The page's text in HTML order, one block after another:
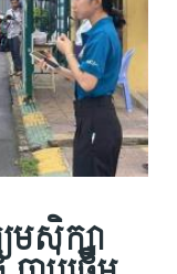
មសិក្សា